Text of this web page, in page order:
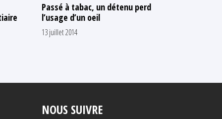
Passé à tabac, un détenu perd
l’usage d’un oeil
13 juillet 2014
NOUS SUIVRE